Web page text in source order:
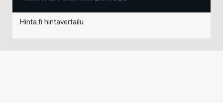
Hinta.fi hintavertailu